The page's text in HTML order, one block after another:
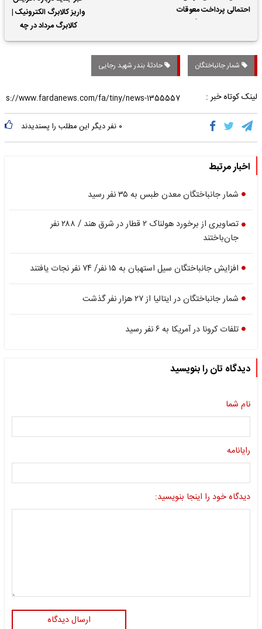
احتمالی پرداخت معوقات
واریز کالابرگ الکترونیک |
کالابرگ مرداد در چه
تاریخی واریز خواهد شد؟
شمار جانباختگان حادثۀ بندر شهید رجایی
لینک کوتاه خبر :
۰ نفر دیگر این مطلب را پسندیدند
اخبار مرتبط
شمار جانباختگان معدن طبس به ۳۵ نفر رسید
تصاویری از برخورد هولناک ۲ قطار در شرق هند / ۲۸۸ نفر
جان‌باختند
افزایش جانباختگان سیل استهبان به ۱۵ نفر/ ۷۴ نفر نجات یافتند
شمار جانباختگان در ایتالیا از ۲۷ هزار نفر گذشت
تلفات کرونا در آمریکا به ۶ نفر رسید
دیدگاه تان را بنویسید
نام شما
رایانامه
دیدگاه خود را اینجا بنویسید:
ارسال دیدگاه